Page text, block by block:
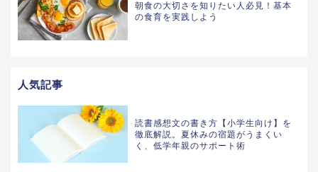
朝食の大切さを知りたい人必見！基本
の食育を実践しよう
人気記事
読書感想文の書き方【小学生向け】を
徹底解説。夏休みの宿題がうまくい
く、低学年親のサポート術